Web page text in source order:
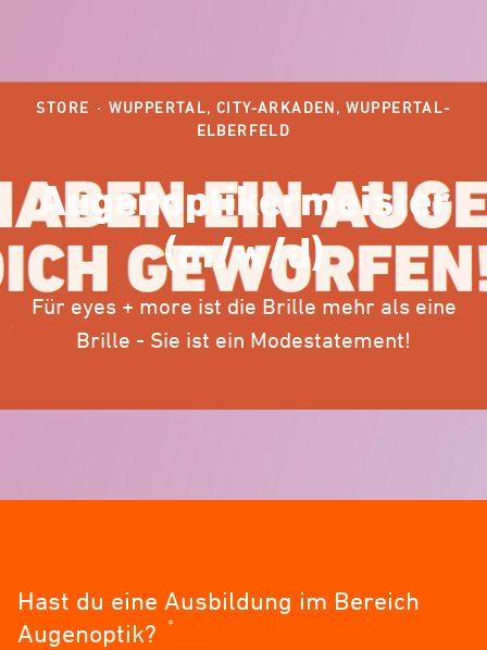
STORE · WUPPERTAL, CITY-ARKADEN, WUPPERTAL-
ELBERFELD
Augenoptikermeister
(m/w/d)
Für eyes + more ist die Brille mehr als eine
Brille - Sie ist ein Modestatement!
Hast du eine Ausbildung im Bereich
Augenoptik? *